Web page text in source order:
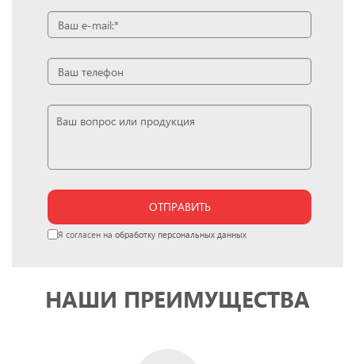
ОТПРАВИТЬ
Я согласен на обработку персональных данных
НАШИ ПРЕИМУЩЕСТВА